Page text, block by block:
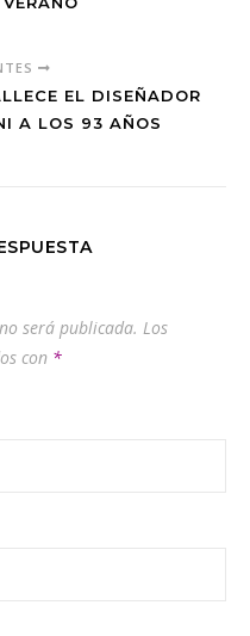
EL DISEÑADOR
A LOS 93 AÑOS
será publicada. Los
con *